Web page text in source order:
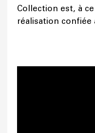
Collection est, à
réalisation confiée